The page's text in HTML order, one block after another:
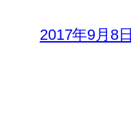
2017年9月8日